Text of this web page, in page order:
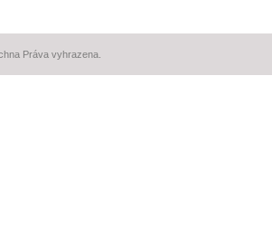
Práva vyhrazena.